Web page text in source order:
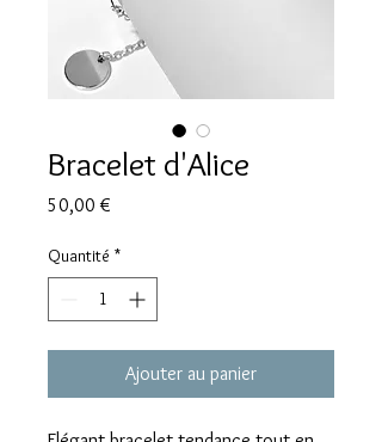
Bracelet d'Alice
50,00 €
Quantité *
Ajouter au panier